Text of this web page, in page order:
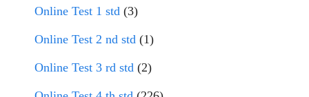
Online Test 1 std (3)
Online Test 2 nd std (1)
Online Test 3 rd std (2)